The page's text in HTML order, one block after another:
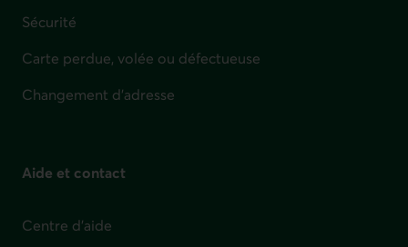
Sécurité
Carte perdue, volée ou défectueuse
Changement d'adresse
Aide et contact
Centre d'aide